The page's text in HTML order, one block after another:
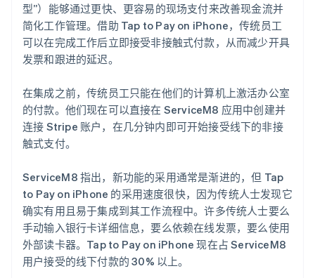
型”）能够通过更快、更容易的现场支付来改善现金流并
简化工作管理。借助 Tap to Pay on iPhone，传统员工
可以在完成工作后立即接受非接触式付款，从而减少开具
发票和跟进的延迟。
在集成之前，传统员工只能在他们的计算机上激活办公室
的付款。他们现在可以直接在 ServiceM8 应用中创建并
连接 Stripe 账户，在几分钟内即可开始接受线下的非接
触式支付。
ServiceM8 指出，新功能的采用通常是渐进的，但 Tap
to Pay on iPhone 的采用速度很快，因为传统人士发现它
确实有用且易于集成到其工作流程中。许多传统人士要么
手动输入银行卡详细信息，要么依赖在线发票，要么使用
外部读卡器。Tap to Pay on iPhone 现在占 ServiceM8
用户接受的线下付款的 30% 以上。